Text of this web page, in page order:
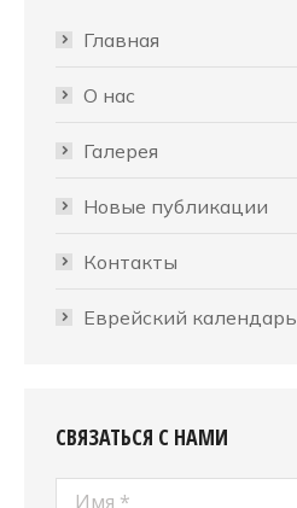
Главная
О нас
Галерея
Новые публикации
Контакты
Еврейский календарь
СВЯЗАТЬСЯ С НАМИ
Имя *